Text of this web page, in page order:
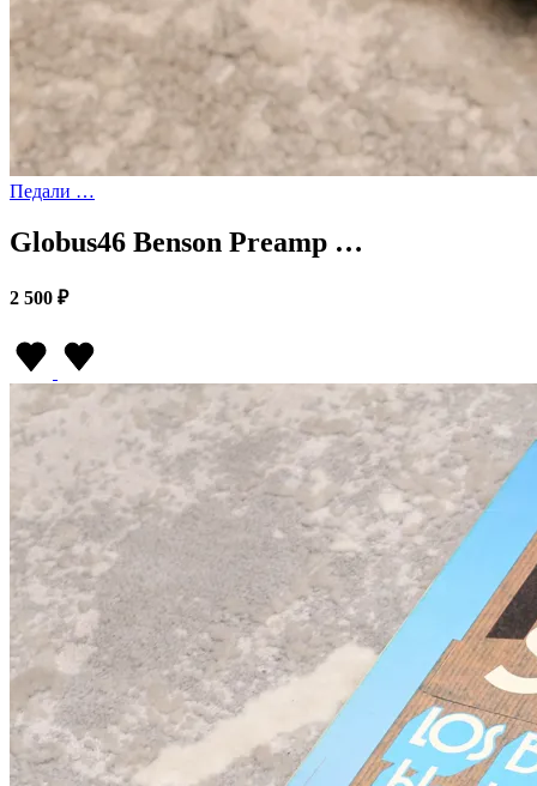
Педали …
Globus46 Benson Preamp …
2 500 ₽